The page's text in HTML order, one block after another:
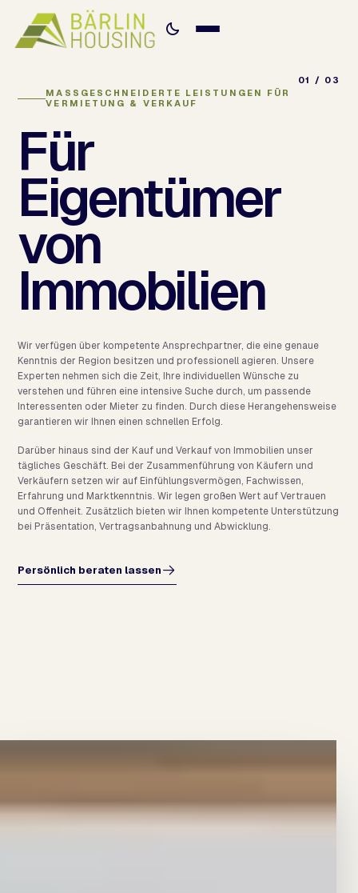
01 / 03
MASSGESCHNEIDERTE LEISTUNGEN FÜR V
ERMIETUNG & VERKAUF
Für
Eigentümer
von
Immobilien
Wir verfügen über kompetente Ansprechpartner, die eine genaue
Kenntnis der Region besitzen und professionell agieren. Unsere
Experten nehmen sich die Zeit, Ihre individuellen Wünsche zu
verstehen und führen eine intensive Suche durch, um passende
Interessenten oder Mieter zu finden. Durch diese Herangehensweise
garantieren wir Ihnen einen schnellen Erfolg.
Darüber hinaus sind der Kauf und Verkauf von Immobilien unser
tägliches Geschäft. Bei der Zusammenführung von Käufern und
Verkäufern setzen wir auf Einfühlungsvermögen, Fachwissen,
Erfahrung und Marktkenntnis. Wir legen großen Wert auf Vertrauen
und Offenheit. Zusätzlich bieten wir Ihnen kompetente Unterstützung
bei Präsentation, Vertragsanbahnung und Abwicklung.
Persönlich beraten lassen